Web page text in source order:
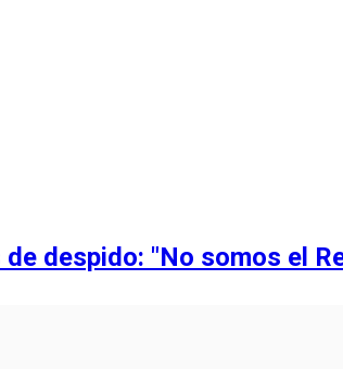
despido: "No somos el